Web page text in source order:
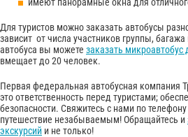
Для туристов можно заказать автобусы
зависит от числа участников группы,
автобуса вы можете заказать микроавтобус
вмещает до 20 человек.
Первая федеральная автобусная компания
это ответственность перед туристами;
безопасности. Свяжитесь с нами по
путешествие незабываемым! Обращайтесь и
экскурсий и не только!